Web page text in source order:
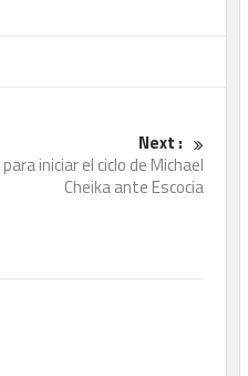
Next :
iniciar el ciclo de Michael
Cheika ante Escocia